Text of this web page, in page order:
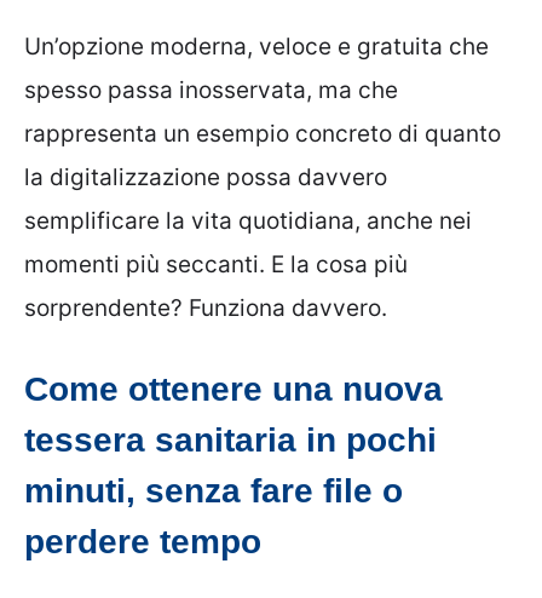
Un’opzione moderna, veloce e gratuita che
spesso passa inosservata, ma che
rappresenta un esempio concreto di quanto
la digitalizzazione possa davvero
semplificare la vita quotidiana, anche nei
momenti più seccanti. E la cosa più
sorprendente? Funziona davvero.
Come ottenere una nuova
tessera sanitaria in pochi
minuti, senza fare file o
perdere tempo